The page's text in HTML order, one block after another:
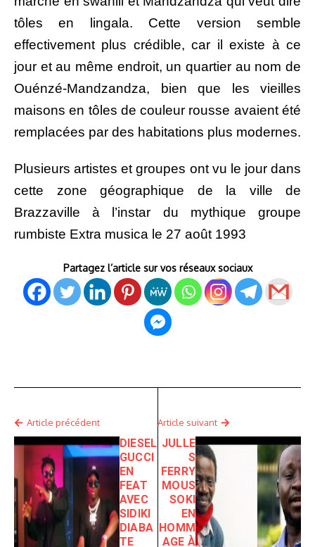
tôles en lingala. Cette version semble
effectivement plus crédible, car il existe à ce
jour et au même endroit, un quartier au nom de
Ouénzé-Mandzandza, bien que les vieilles
maisons en tôles de couleur rousse avaient été
remplacées par des habitations plus modernes.
Plusieurs artistes et groupes ont vu le jour dans
cette zone géographique de la ville de
Brazzaville à l’instar du mythique groupe
rumbiste Extra musica le 27 août 1993
Partagez l’article sur vos réseaux sociaux
Article précédent
DIESEL
GUCCI
EN
FEAT
AVEC
SIDIKI
DIABA
TE
Article suivant
JULLE
S
FERRY
MOUS
SOKI
EN
HOMM
AGE À